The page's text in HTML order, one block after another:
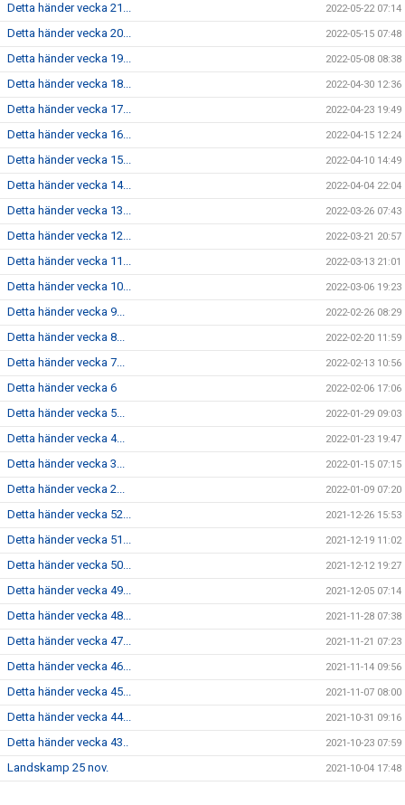
Detta händer vecka 21... 2022-05-22 07:14
Detta händer vecka 20... 2022-05-15 07:48
Detta händer vecka 19... 2022-05-08 08:38
Detta händer vecka 18... 2022-04-30 12:36
Detta händer vecka 17... 2022-04-23 19:49
Detta händer vecka 16... 2022-04-15 12:24
Detta händer vecka 15... 2022-04-10 14:49
Detta händer vecka 14... 2022-04-04 22:04
Detta händer vecka 13... 2022-03-26 07:43
Detta händer vecka 12... 2022-03-21 20:57
Detta händer vecka 11... 2022-03-13 21:01
Detta händer vecka 10... 2022-03-06 19:23
Detta händer vecka 9... 2022-02-26 08:29
Detta händer vecka 8... 2022-02-20 11:59
Detta händer vecka 7... 2022-02-13 10:56
Detta händer vecka 6 2022-02-06 17:06
Detta händer vecka 5... 2022-01-29 09:03
Detta händer vecka 4... 2022-01-23 19:47
Detta händer vecka 3... 2022-01-15 07:15
Detta händer vecka 2... 2022-01-09 07:20
Detta händer vecka 52... 2021-12-26 15:53
Detta händer vecka 51... 2021-12-19 11:02
Detta händer vecka 50... 2021-12-12 19:27
Detta händer vecka 49... 2021-12-05 07:14
Detta händer vecka 48... 2021-11-28 07:38
Detta händer vecka 47... 2021-11-21 07:23
Detta händer vecka 46... 2021-11-14 09:56
Detta händer vecka 45... 2021-11-07 08:00
Detta händer vecka 44... 2021-10-31 09:16
Detta händer vecka 43.. 2021-10-23 07:59
Landskamp 25 nov. 2021-10-04 17:48